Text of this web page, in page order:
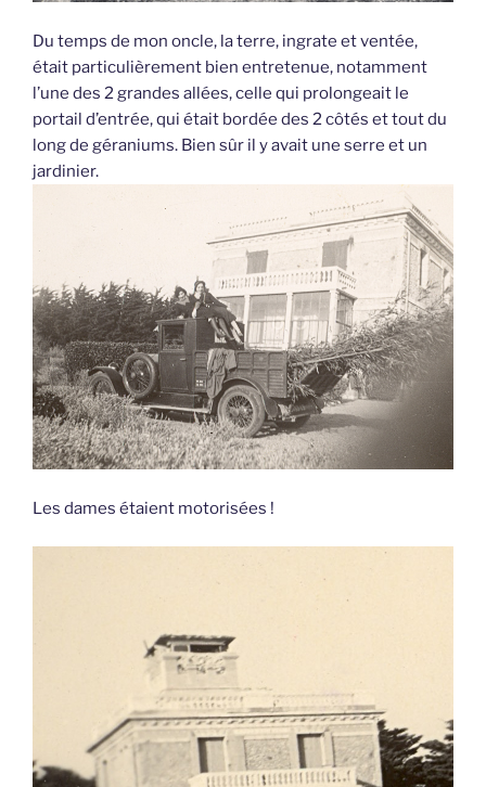
Du temps de mon oncle, la terre, ingrate et ventée,
était particulièrement bien entretenue, notamment
l’une des 2 grandes allées, celle qui prolongeait le
portail d’entrée, qui était bordée des 2 côtés et tout du
long de géraniums. Bien sûr il y avait une serre et un
jardinier.
Les dames étaient motorisées !